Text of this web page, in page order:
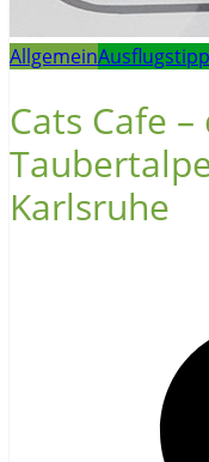
Allgemein
Cats Cafe –
Karlsruhe